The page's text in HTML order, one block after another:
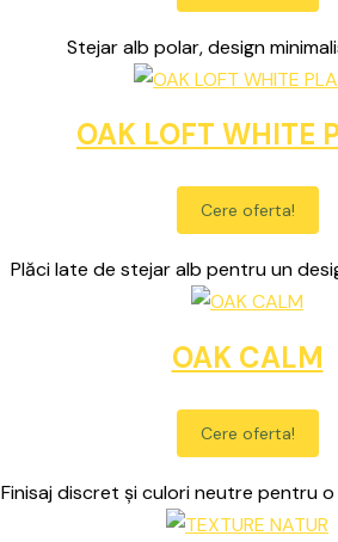
Stejar alb polar, design
OAK LOFT WHITE
Cere oferta!
Plăci late de stejar alb pentru un
OAK CALM
Cere oferta!
Finisaj discret și culori neutre pentru